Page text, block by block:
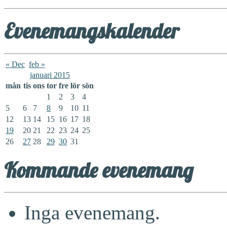
Evenemangskalender
« Dec feb »
januari 2015
mån tis ons tor fre lör sön
1
2 3
4
5
6 7 8 9 10 11
12
13 14 15 16 17 18
19
20 21 22 23 24 25
26
27 28 29 30 31
Kommande evenemang
Inga evenemang.